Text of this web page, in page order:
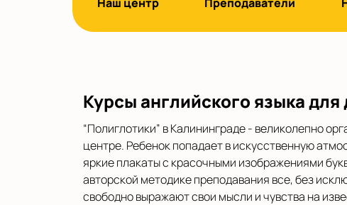
Курсы английского языка
“Полиглотики” в Калининграде - великолепно
центре. Ребенок попадает в искусственную
яркие плакаты с красочными изображениями
авторской методике преподавания все, без
свободно выражают свои мысли и чувства на